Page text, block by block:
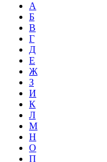
А
Б
В
Г
Д
Е
Ж
З
И
К
Л
М
Н
О
П